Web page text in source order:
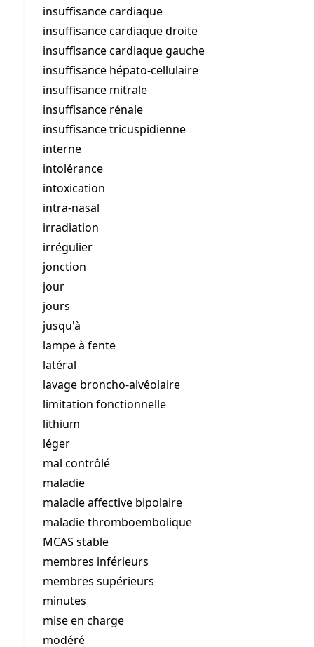
insuffisance cardiaque
insuffisance cardiaque droite
insuffisance cardiaque gauche
insuffisance hépato-cellulaire
insuffisance mitrale
insuffisance rénale
insuffisance tricuspidienne
interne
intolérance
intoxication
intra-nasal
irradiation
irrégulier
jonction
jour
jours
jusqu'à
lampe à fente
latéral
lavage broncho-alvéolaire
limitation fonctionnelle
lithium
léger
mal contrôlé
maladie
maladie affective bipolaire
maladie thromboembolique
MCAS stable
membres inférieurs
membres supérieurs
minutes
mise en charge
modéré